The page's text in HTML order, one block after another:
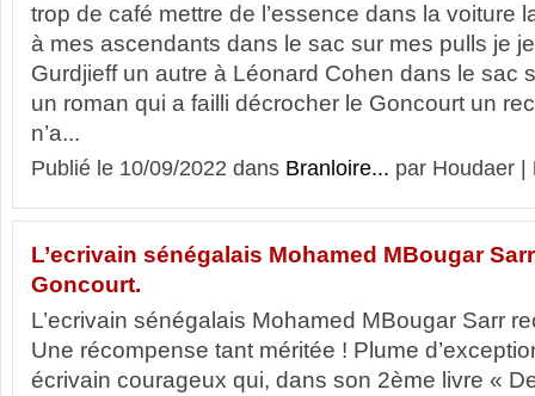
trop de café mettre de l’essence dans la voiture
à mes ascendants dans le sac sur mes pulls je
Gurdjieff un autre à Léonard Cohen dans le sac
un roman qui a failli décrocher le Goncourt un
n’a...
Publié le 10/09/2022 dans Branloire... par Houdaer |
L’ecrivain sénégalais Mohamed MBougar
Goncourt.
L’ecrivain sénégalais Mohamed MBougar Sarr
Une récompense tant méritée ! Plume
écrivain courageux qui, dans son 2ème livre «